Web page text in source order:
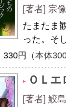
[著者] 宗
たまたま
った。そ
330円 （本体
ＯＬ
[著者] 鮫